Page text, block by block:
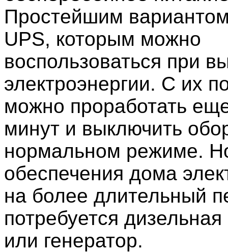
Простейшим
UPS, которым можно
воспользоваться при
электроэнергии. С их
можно проработать
минут и выключить
нормальном режиме.
обеспечения дома
на более длительный
потребуется
или генератор.